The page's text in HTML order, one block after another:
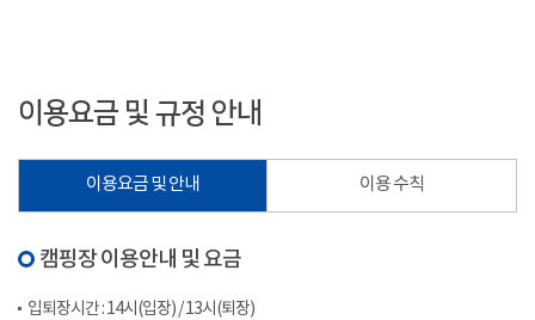
이용요금 및 규정 안내
이용요금 및 안내 이용 수칙
캠핑장 이용안내 및 요금
입퇴장시간 : 14시(입장) / 13시(퇴장)